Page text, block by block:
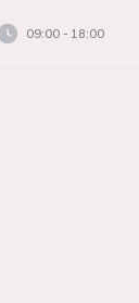
09:00 - 18:00